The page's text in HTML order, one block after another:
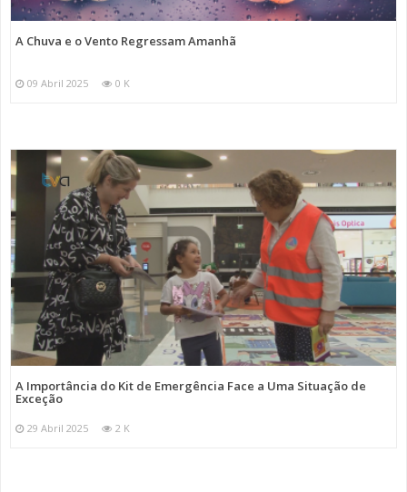
A Chuva e o Vento Regressam Amanhã
09 Abril 2025 0 K
A Importância do Kit de Emergência Face a Uma Situação de
Exceção
29 Abril 2025 2 K